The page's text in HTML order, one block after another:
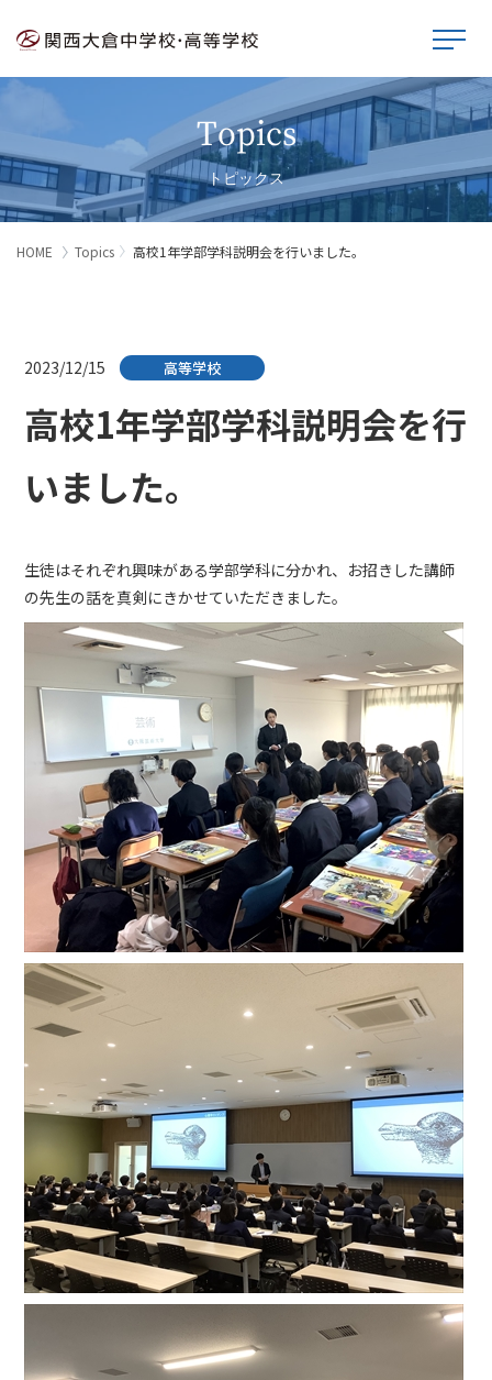
Topics
トピックス
HOME Topics 高校1年学部学科説明会を行いました。
2023/12/15 高等学校
高校1年学部学科説明会を行
いました。
生徒はそれぞれ興味がある学部学科に分かれ、お招きした講師
の先生の話を真剣にきかせていただきました。